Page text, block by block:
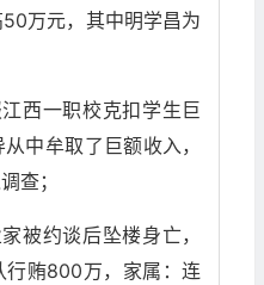
万元，其中明学昌为
西一职校克扣学生巨
中牟取了巨额收入，
查；
被约谈后坠楼身亡，
行贿800万，家属：连